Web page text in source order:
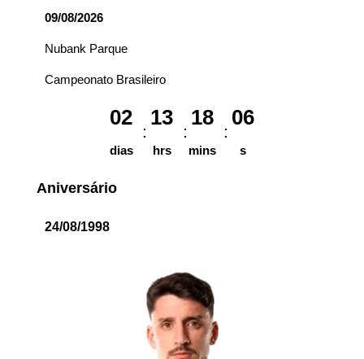
09/08/2026
Nubank Parque
Campeonato Brasileiro
02
dias
13
hrs
18
mins
06
s
Aniversário
24/08/1998